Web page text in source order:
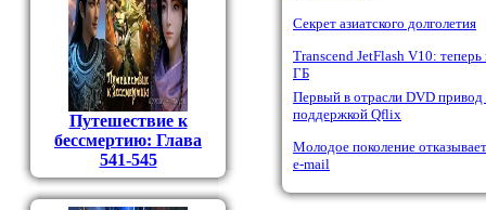
Путешествие к
бессмертию: Глава
541-545
Секрет азиатского долголетия
Transcend JetFlash V10: теперь
ГБ
Первый в отрасли DVD привод
поддержкой Qflix
Молодое поколение
e-mail